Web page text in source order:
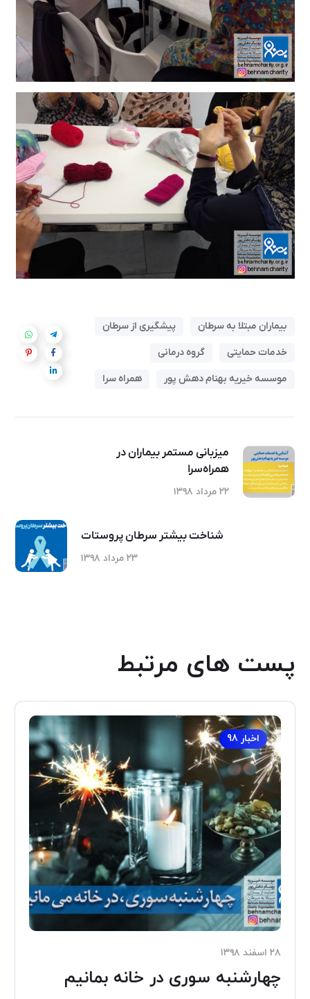
بیماران مبتلا به سرطان
پیشگیری از سرطان
خدمات حمایتی
گروه درمانی
موسسه خیریه بهنام دهش پور
همراه سرا
میزبانی مستمر بیماران در
همراه‌سرا
۲۲ مرداد ۱۳۹۸
شناخت بیشتر سرطان پروستات
۲۳ مرداد ۱۳۹۸
پست های مرتبط
اخبار 98
۲۸ اسفند ۱۳۹۸
چهارشنبه سوری در خانه بمانیم